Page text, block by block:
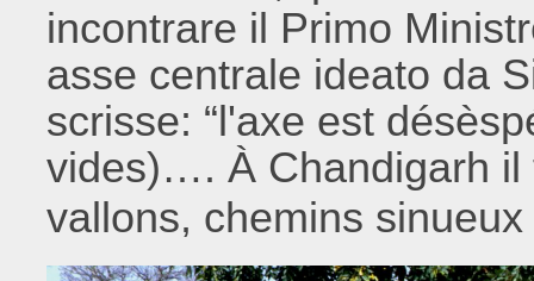
incontrare il Primo
asse centrale ideato da
scrisse: “l'axe est
vides)…. À Chandigarh il
vallons, chemins sinueux